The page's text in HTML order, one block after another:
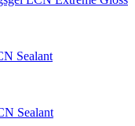
Sealant
Sealant